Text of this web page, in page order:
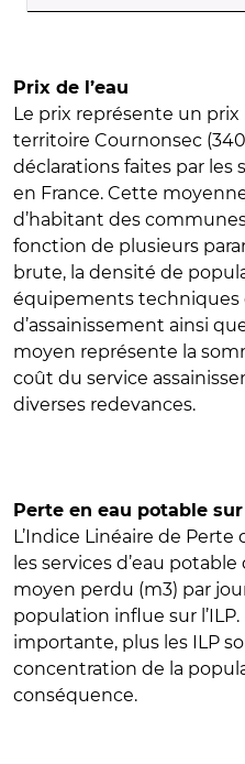
Prix de l’eau
Le prix représente un
territoire Cournonsec
déclarations faites par les
en France. Cette
d’habitant des
fonction de plusieurs
brute, la densité de
équipements techniques
d’assainissement ainsi
moyen représente la
coût du service
diverses redevances.
Perte en eau potable
L’Indice Linéaire de
les services d’eau
moyen perdu (m3) par
population influe sur
importante, plus les ILP
concentration de la
conséquence.